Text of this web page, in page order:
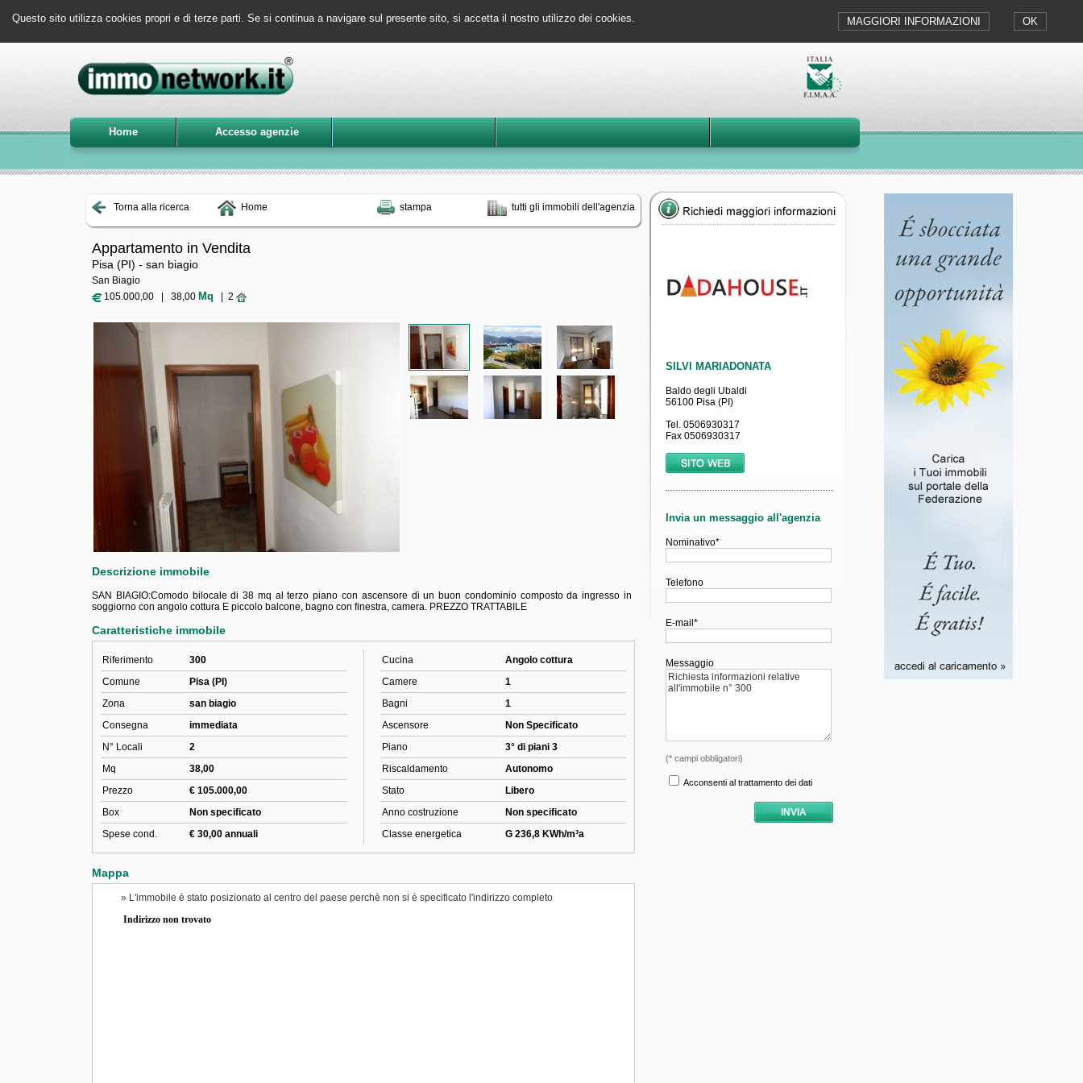
Questo sito utilizza cookies propri e di terze parti. Se si continua a navigare sul presente sito, si accetta il nostro utilizzo dei cookies. MAGGIORI INFORMAZIONI OK
Home Accesso agenzie
Torna alla ricerca Home stampa tutti gli immobili dell'agenzia
Appartamento in Vendita
Pisa (PI) - san biagio
San Biagio
105.000,00 | 38,00 Mq | 2
Descrizione immobile
SAN BIAGIO:Comodo bilocale di 38 mq al terzo piano con ascensore di un buon condominio composto da ingresso in
soggiorno con angolo cottura E piccolo balcone, bagno con finestra, camera. PREZZO TRATTABILE
Caratteristiche immobile
Riferimento
300
Comune
Pisa (PI)
Zona
san biagio
Consegna
immediata
N° Locali
2
Mq
38,00
Prezzo
€ 105.000,00
Box
Non specificato
Spese cond.
€ 30,00 annuali
Cucina
Angolo cottura
Camere
1
Bagni
1
Ascensore
Non Specificato
Piano
3° di piani 3
Riscaldamento
Autonomo
Stato
Libero
Anno costruzione
Non specificato
Classe energetica
G 236,8 KWh/m³a
Mappa
» L'immobile è stato posizionato al centro del paese perchè non si è specificato l'indirizzo completo